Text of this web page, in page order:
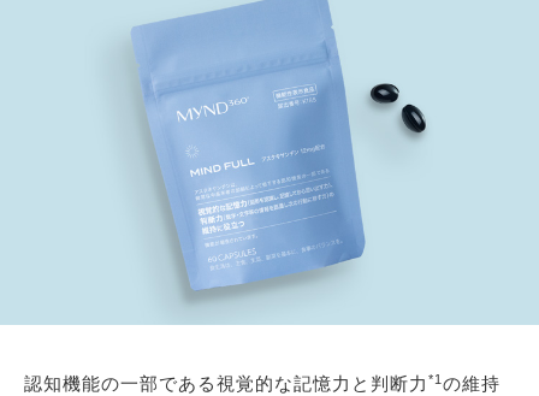
認知機能の一部である視覚的な記憶力と判断力 *1 の維持